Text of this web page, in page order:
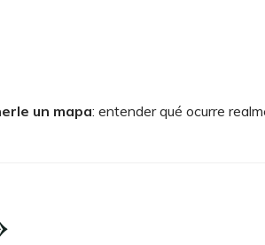
un mapa: entender qué ocurre